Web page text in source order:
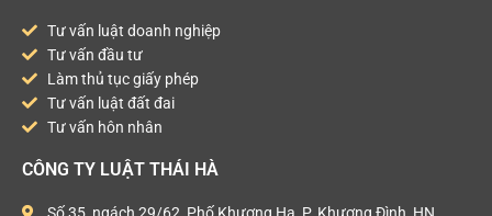
Tư vấn luật doanh nghiệp
Tư vấn đầu tư
Làm thủ tục giấy phép
Tư vấn luật đất đai
Tư vấn hôn nhân
CÔNG TY LUẬT THÁI HÀ